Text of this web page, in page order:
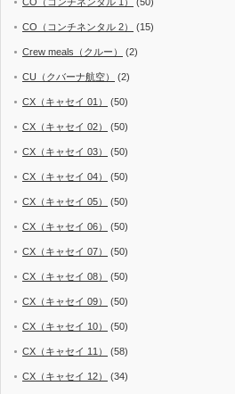
CO（コンチネンタル 2） (15)
Crew meals（クルー） (2)
CU（クバーナ航空） (2)
CX（キャセイ 01） (50)
CX（キャセイ 02） (50)
CX（キャセイ 03） (50)
CX（キャセイ 04） (50)
CX（キャセイ 05） (50)
CX（キャセイ 06） (50)
CX（キャセイ 07） (50)
CX（キャセイ 08） (50)
CX（キャセイ 09） (50)
CX（キャセイ 10） (50)
CX（キャセイ 11） (58)
CX（キャセイ 12） (34)